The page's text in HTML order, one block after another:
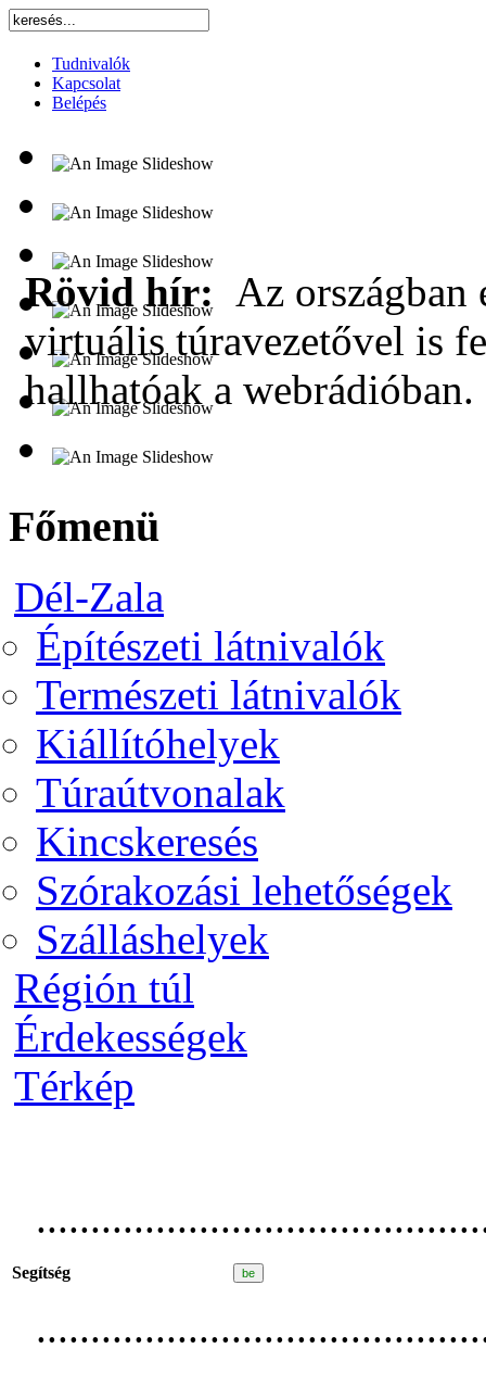
Tudnivalók
Kapcsolat
Belépés
Rövid hír: Az
virtuális túravezetővel is
hallhatóak a webrádióban.
Főmenü
Dél-Zala
Építészeti látnivalók
Természeti látnivalók
Kiállítóhelyek
Túraútvonalak
Kincskeresés
Szórakozási lehetőségek
Szálláshelyek
Régión túl
Érdekességek
Térkép
Segítség